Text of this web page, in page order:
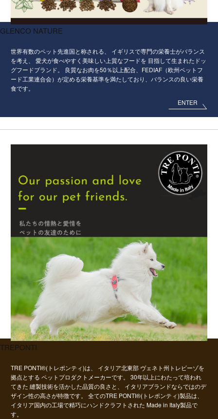
GLENCO NATURE
世界有数のペット先進国と称される、
イギリスで専門の栄養士がバランス
を考え、
愛犬が食べやすく美味しい上質なフードを 目指して生まれたドッ
グフードブランド。
良質なお肉を50％以上配合、FEDIAF（欧州ペットフ
ード工業連合会）が定める栄養基準を満たしており、バランスの良い栄養
食です。
ENTER
TREPONTI
TRE PONTI®(トレポンティ)は、
イタリア北東部 ヴェネト州トレビーゾを
拠点とする ペットプロダクトメーカーです。
30年以上にわたって培われ
てきた 縫製技術を活かした品質の良さと、
イタリアブランドならではのデ
ザイン性の高さが特徴です。
全てのTRE PONTI®(トレポンティ)製品は、
イタリア国内の工場で精巧にハンドクラフトされた Made in Italy製品で
す。